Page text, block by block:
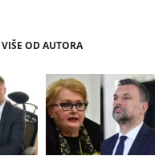
VIŠE OD AUTORA